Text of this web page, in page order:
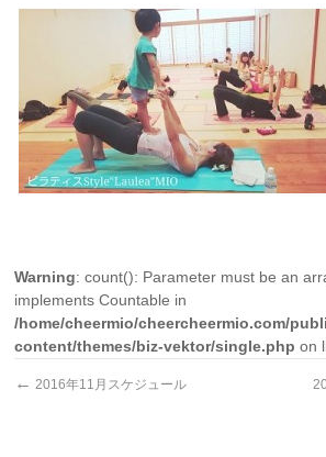
Warning: count(): Parameter must be an
implements Countable in
/home/cheermio/cheercheermio.com/
content/themes/biz-vektor/single.php on
← 2016年11月スケジュール